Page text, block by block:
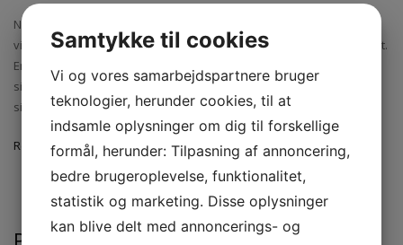
Når du står og mangler en pålidelig låsesmed på Vesterbro, er det
vigtigt at vælge en professionel, der kan hjælpe dig hurtigt og sikkert.
En låsesmed på Vesterbro tilbyder en bred vifte af tjenester, der
sikrer, at både private hjem og virksomheder har optimale låse- og
sikkerhedsløsninger. Uanset om du har mistet dine nøgler, har […]
Read more
Samtykke til cookies
Vi og vores samarbejdspartnere bruger
teknologier, herunder cookies, til at
indsamle oplysninger om dig til forskellige
formål, herunder: Tilpasning af annoncering,
bedre brugeroplevelse, funktionalitet,
statistik og marketing. Disse oplysninger
kan blive delt med annoncerings- og